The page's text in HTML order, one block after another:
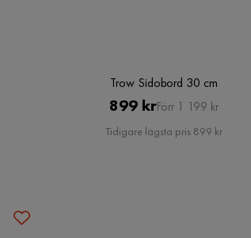
Trow Sidobord 30 cm
Pris
899 kr Original
Pris
Förr 1 199 kr
Tidigare lägsta pris 899 kr